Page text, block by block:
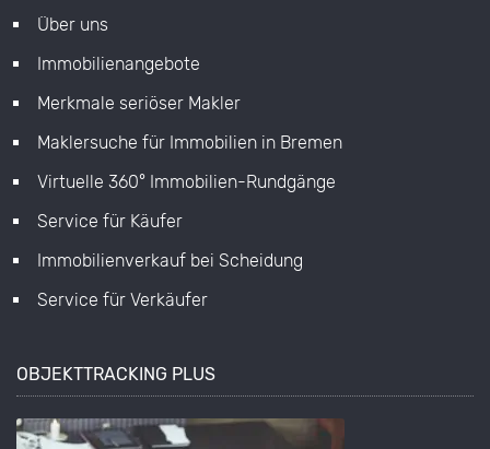
Über uns
Immobilienangebote
Merkmale seriöser Makler
Maklersuche für Immobilien in Bremen
Virtuelle 360° Immobilien-Rundgänge
Service für Käufer
Immobilienverkauf bei Scheidung
Service für Verkäufer
OBJEKTTRACKING PLUS